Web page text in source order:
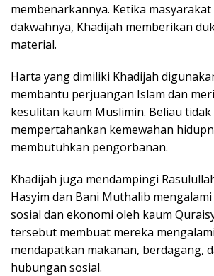
membenarkannya. Ketika
dakwahnya, Khadijah memberikan
material.
Harta yang dimiliki Khadijah
membantu perjuangan Islam dan
kesulitan kaum Muslimin. Beliau tidak
mempertahankan kemewahan
membutuhkan pengorbanan.
Khadijah juga mendampingi
Hasyim dan Bani Muthalib
sosial dan ekonomi oleh kaum
tersebut membuat mereka
mendapatkan makanan, berdagang,
hubungan sosial.